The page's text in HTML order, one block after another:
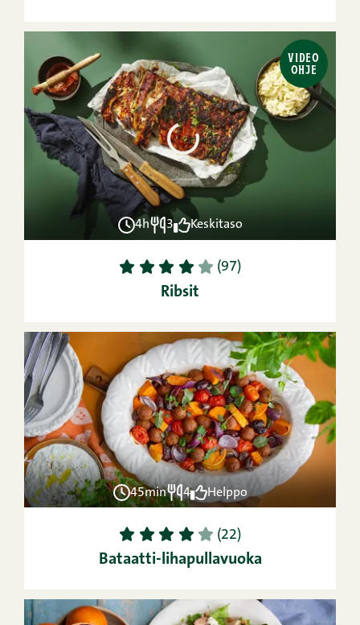
VIDEO
OHJE
4h 3 Keskitaso
1 2 3 4 5 (97)
Ribsit
45min 4 Helppo
1 2 3 4 5 (22)
Bataatti-lihapullavuoka